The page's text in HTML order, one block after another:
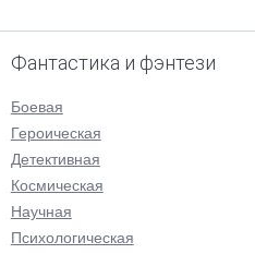
Фантастика и фэнтези
Боевая
Героическая
Детективная
Космическая
Научная
Психологическая